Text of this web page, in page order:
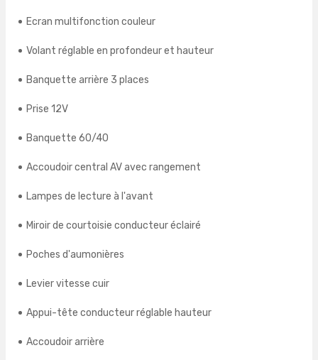
Ecran multifonction couleur
Volant réglable en profondeur et hauteur
Banquette arrière 3 places
Prise 12V
Banquette 60/40
Accoudoir central AV avec rangement
Lampes de lecture à l'avant
Miroir de courtoisie conducteur éclairé
Poches d'aumonières
Levier vitesse cuir
Appui-tête conducteur réglable hauteur
Accoudoir arrière